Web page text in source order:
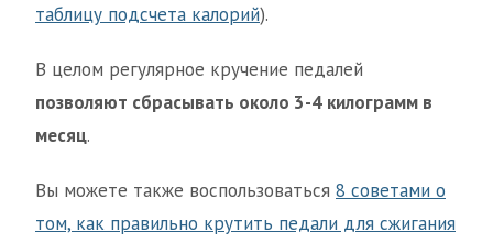
таблицу подсчета калорий).
В целом регулярное кручение педалей
позволяют сбрасывать около 3-4 килограмм в
месяц.
Вы можете также воспользоваться 8 советами о
том, как правильно крутить педали для сжигания